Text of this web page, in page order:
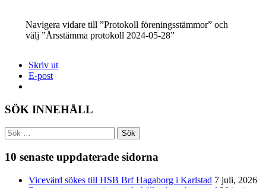
Navigera vidare till ”Protokoll föreningsstämmor” och
välj ”Årsstämma protokoll 2024-05-28”
Skriv ut
E-post
SÖK INNEHÅLL
Sök
efter:
10 senaste uppdaterade sidorna
Vicevärd sökes till HSB Brf Hagaborg i Karlstad 7 juli, 2026